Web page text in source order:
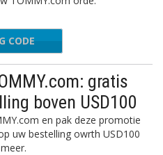
SINGLES
CODE
gratis
boven USD100
en pak deze promotie
uw bestelling owrth USD100